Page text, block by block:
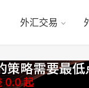
外汇交易